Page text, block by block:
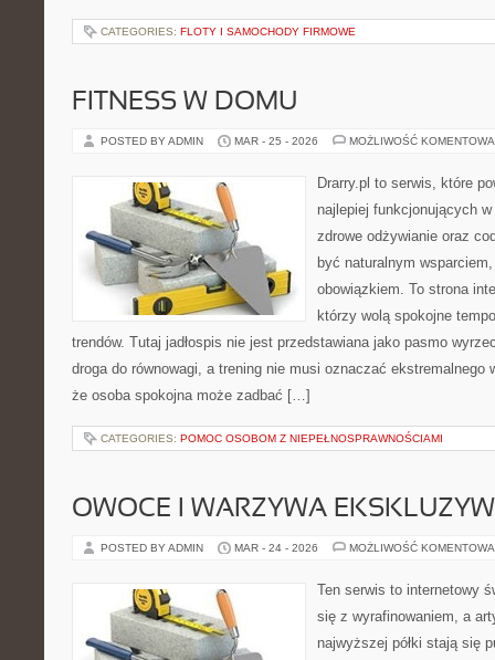
CATEGORIES: FLOTY I SAMOCHODY FIRMOWE
FITNESS W DOMU
POSTED BY ADMIN MAR - 25 - 2026 MOŻLIWOŚĆ
Drarry.pl to serwis, które
najlepiej funkcjonujących
zdrowe odżywianie oraz
być naturalnym
obowiązkiem. To strona
którzy wolą spokojne
trendów. Tutaj jadłospis nie jest przedstawiana jako pasmo
droga do równowagi, a trening nie musi oznaczać ekstremalnego
że osoba spokojna może zadbać […]
CATEGORIES: POMOC OSOBOM Z NIEPEŁNOSPRAWNOŚCIAMI
OWOCE I WARZYWA
POSTED BY ADMIN MAR - 24 - 2026 MOŻLIWOŚĆ
Ten serwis to internetowy
się z wyrafinowaniem, a
najwyższej półki stają się